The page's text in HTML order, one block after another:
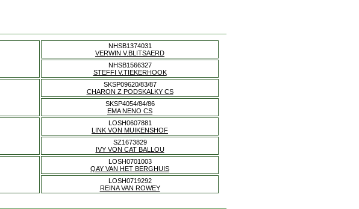
NHSB1374031
VERWIN V.BLITSAERD
NHSB1566327
STEFFI V.TIEKERHOOK
SKSP09620/83/87
CHARON Z PODSKALKY CS
SKSP4054/84/86
EMA NENO CS
LOSH0607881
LINK VON MUIKENSHOF
SZ1673829
IVY VON CAT BALLOU
LOSH0701003
QAY VAN HET BERGHUIS
LOSH0719292
REINA VAN ROWEY